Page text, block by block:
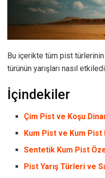
Bu içerikte tüm pist
türünün yarışları nasıl
İçindekiler
Çim Pist ve Koşu
Kum Pist ve Kum
Sentetik Kum Pist
Pist Yarış Türleri ve